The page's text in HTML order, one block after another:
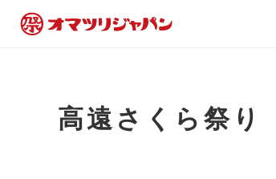
高遠さくら祭り